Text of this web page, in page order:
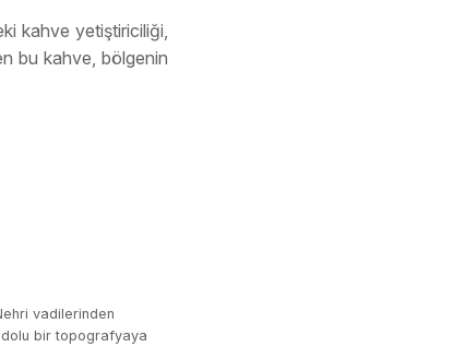
kahve yetiştiriciliği,
bu kahve, bölgenin
vadilerinden
bir topografyaya